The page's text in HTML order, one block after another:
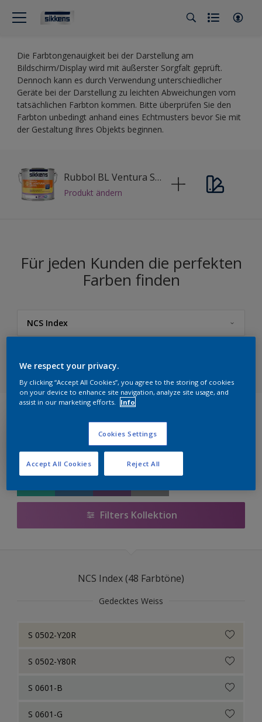
Die Farbtongenauigkeit bei der Darstellung am
Bildschirm/Display wird mit äußerster Sorgfalt geprüft.
Dennoch kann es durch Verwendung unterschiedlicher
Geräte bei der Darstellung zu leichten Abweichungen vom
tatsächlichen Farbton kommen. Bitte überprüfen Sie den
Farbton unbedingt anhand eines Echtmusters bevor Sie mit
der Gestaltung Ihres Objekts beginnen.
Rubbol BL Ventura Satin
Produkt ändern
Für jeden Kunden die perfekten
Farben finden
NCS Index
Sikkens Farbe des Jahres 2026 – The Rhythm of Blues
Sikkens Farbe des Jahres 2025 – True Joy™
Sikkens Farbe des Jahres 2024 - Sweet Embrace™
Sikkens Lifestyle Colors
Kollektion WEISS
Kollektion GRAU Filters Kollektion
NCS Index (48 Farbtöne)
Gedecktes Weiss
S 0502-Y20R
S 0502-Y80R
S 0601-B
S 0601-G
We respect your privacy.
By clicking “Accept All Cookies”, you agree to the storing of cookies
on your device to enhance site navigation, analyze site usage, and
assist in our marketing efforts.
Info
Cookies Settings
Reject All
Accept All Cookies